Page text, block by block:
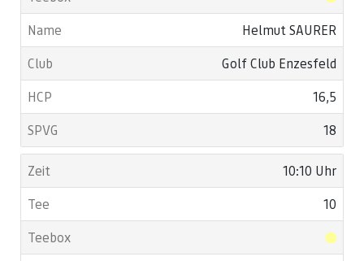
Helmut SAURER
Golf Club Enzesfeld
16,5
18
10:10 Uhr
10